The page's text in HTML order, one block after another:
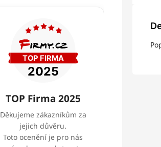
TOP Firma 2025
Děkujeme zákazníkům za
jejich důvěru.
Toto ocenění je pro nás